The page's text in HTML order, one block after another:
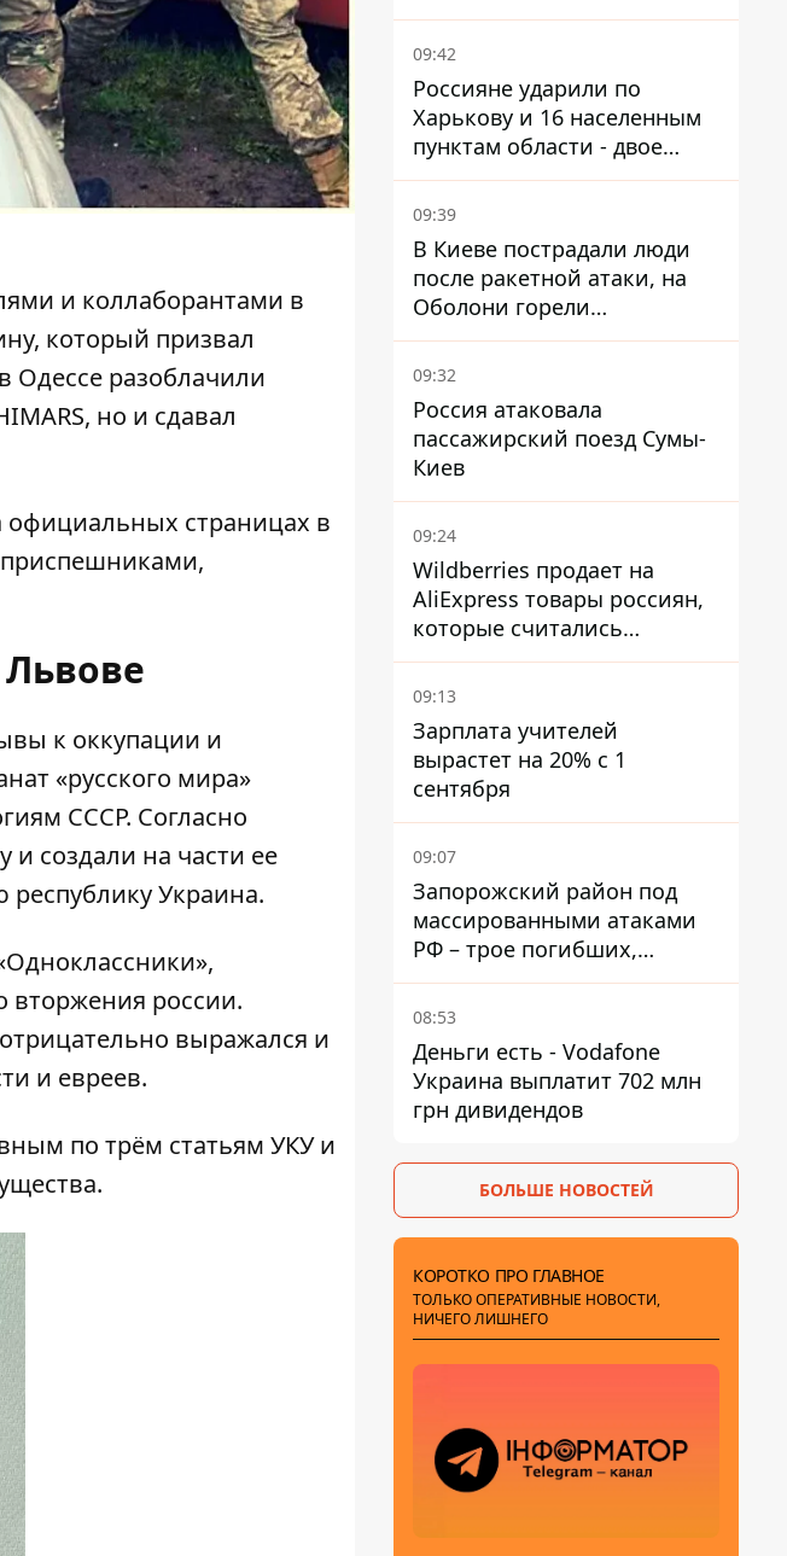
и коллаборантами в
который призвал
Одессе разоблачили
но и сдавал
официальных страницах в
приспешниками,
к оккупации и
«русского мира»
СССР. Согласно
и создали на части ее
Украина.
вторжения россии.
отрицательно выражался и
и евреев.
по трём статьям УКУ и
09:42
Россияне ударили по
Харькову и 16 населенным
пунктам области - двое
погибших
09:39
В Киеве пострадали люди
после ракетной атаки, на
Оболони горели
резервуары с топливом
09:32
Россия атаковала
пассажирский поезд Сумы-
Киев
09:24
Wildberries продает на
AliExpress товары россиян,
которые считались
уничтоженными на складах
09:13
Зарплата учителей
вырастет на 20% с 1
сентября
09:07
Запорожский район под
массированными атаками
РФ – трое погибших,
четверо раненых
08:53
Деньги есть - Vodafone
Украина выплатит 702 млн
грн дивидендов
БОЛЬШЕ НОВОСТЕЙ
КОРОТКО ПРО ГЛАВНОЕ
ТОЛЬКО ОПЕРАТИВНЫЕ НОВОСТИ,
НИЧЕГО ЛИШНЕГО